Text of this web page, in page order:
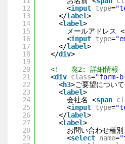
12
13
14
15
16
17
18
19
20
21
22
23
24
25
26
27
28
29
<input type=
</label>
<label>
メールアドレス <
<input type=
</label>
</div>
<!-- 塊2: 詳細情報
<div class="form-
<h3>ご要望につい
<label>
会社名 <span
<input type=
</label>
<label>
お問い合わせ種
<select name=